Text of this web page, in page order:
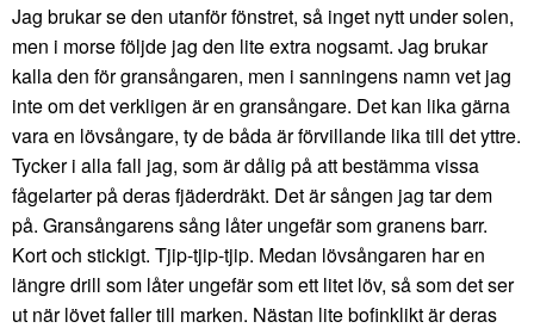
Jag brukar se den utanför fönstret, så inget nytt under solen,
men i morse följde jag den lite extra nogsamt. Jag brukar
kalla den för gransångaren, men i sanningens namn vet jag
inte om det verkligen är en gransångare. Det kan lika gärna
vara en lövsångare, ty de båda är förvillande lika till det yttre.
Tycker i alla fall jag, som är dålig på att bestämma vissa
fågelarter på deras fjäderdräkt. Det är sången jag tar dem
på. Gransångarens sång låter ungefär som granens barr.
Kort och stickigt. Tjip-tjip-tjip. Medan lövsångaren har en
längre drill som låter ungefär som ett litet löv, så som det ser
ut när lövet faller till marken. Nästan lite bofinklikt är deras